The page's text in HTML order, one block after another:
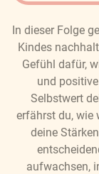
In dieser Folge
Kindes
Gefühl dafür,
und
Selbstwert
erfährst du, wie
deine
aufwachsen,